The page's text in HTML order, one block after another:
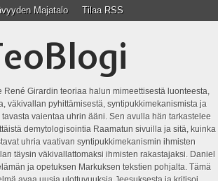
Majatalo Tilaa RSS
René Girardin teoriaa halun mimeettisestä luonteesta,
väkivallan pyhittämisestä, syntipukkimekanismista ja
vaientaa uhrin ääni. Sen avulla hän tarkastelee
demytologisointia Raamatun sivuilla ja sitä, kuinka
uhria vaativan syntipukkimekanismin ihmisten
täysin väkivallattomaksi ihmisten rakastajaksi. Daniel
ja opetuksen Markuksen tekstien pohjalta. Tämä